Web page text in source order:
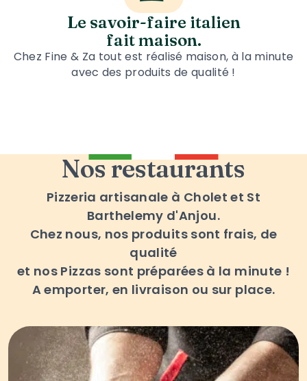
Le savoir-faire italien
fait maison.
Chez Fine & Za tout est réalisé maison, à la minute
avec des produits de qualité !
Nos restaurants
Pizzeria artisanale à Cholet et St
Barthelemy d'Anjou.
Chez nous, nos produits sont frais, de
qualité
et nos Pizzas sont préparées à la minute !
A emporter, en livraison ou sur place.